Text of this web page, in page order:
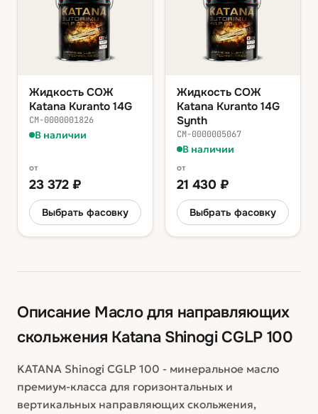
Жидкость СОЖ
Katana Kuranto 14G
СМ-0000001826
В наличии
от
23 372 ₽
Выбрать фасовку
Жидкость СОЖ
Katana Kuranto 14G
Synth
СМ-0000005067
В наличии
от
21 430 ₽
Выбрать фасовку
Описание Масло для направляющих
скольжения Katana Shinogi CGLP 100
KATANA Shinogi CGLP 100 - минеральное масло
премиум-класса для горизонтальных и
вертикальных направляющих скольжения,